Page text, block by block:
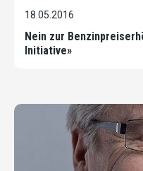
18.05.2016
Nein zur
Initiative»